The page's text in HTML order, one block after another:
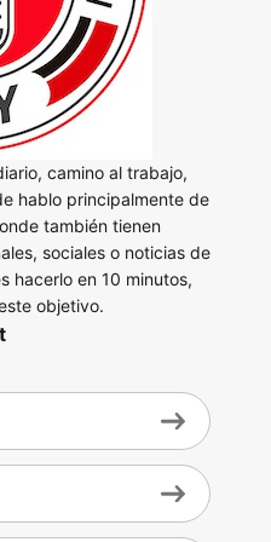
camino al trabajo,
hablo principalmente de
también tienen
sociales o noticias de
hacerlo en 10 minutos,
objetivo.